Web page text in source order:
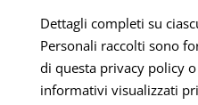
Dettagli completi su
Personali raccolti sono
di questa privacy policy
informativi visualizzati